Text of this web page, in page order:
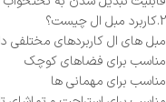
2.کاربرد مبل ال چیست؟
مبل ‌های ال کاربردهای مختلفی
مناسب برای فضاهای کوچک
مناسب برای مهمانی ‌ها